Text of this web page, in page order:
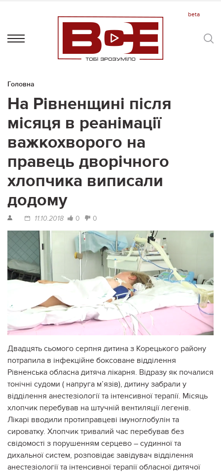
Головна
На Рівненщині після
місяця в реанімації
важкохворого на
правець дворічного
хлопчика виписали
додому
11.10.2018 0 0
Двадцять сьомого серпня дитина з Корецького району
потрапила в інфекційне боксоване відділення
Рівненська обласна дитяча лікарня. Відразу як почалися
тонічні судоми ( напруга м’язів), дитину забрали у
відділення анестезіології та інтенсивної терапії. Місяць
хлопчик перебував на штучній вентиляції легенів.
Лікарі вводили протиправцеві імуноглобулін та
сироватку. Хлопчик тривалий час перебував без
свідомості з порушенням серцево – судинної та
дихальної систем, розповідає завідувач відділення
анестезіології та інтенсивної терапії обласної дитячої